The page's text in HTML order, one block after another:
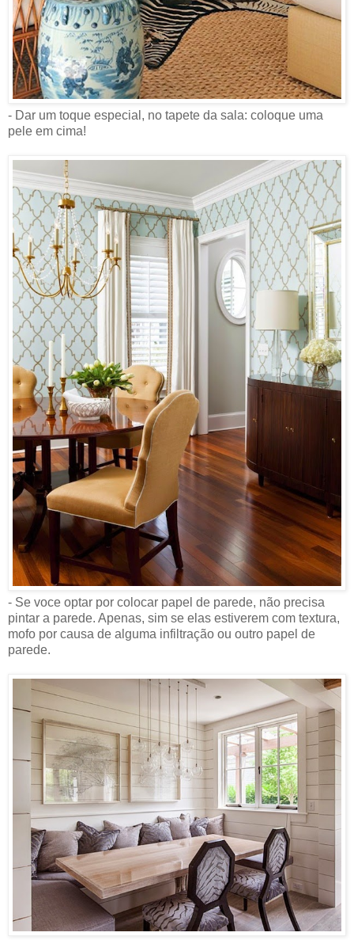
- Dar um toque especial, no tapete da sala: coloque uma
pele em cima!
- Se voce optar por colocar papel de parede, não precisa
pintar a parede. Apenas, sim se elas estiverem com textura,
mofo por causa de alguma infiltração ou outro papel de
parede.